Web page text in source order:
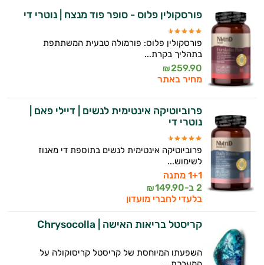
פורסקולין פלוס - סופר פוד מנצח | נוטרי די
פורסקולין פלוס: פורמולה טבעית המשתתפת
בתהליך בקרת...
259.90
₪
מחיר באתר
פרוביוטיקה אינטימית לנשים | דיילי פאם |
נוטרי די
פרוביוטיקה אינטימית לנשים בתוספת די מאנוז
לשימוש...
1+1 מתנה
2 ב-
149.90
₪
בלעדי לחברי מועדון
קריסטל בריאות האישה | Chrysocolla
השפעתו המיוחסת של קריסטל קריסוקולה על